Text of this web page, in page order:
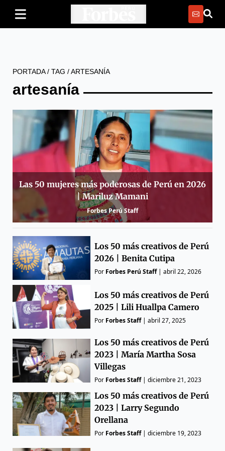
PORTADA/ TAG /ARTESANÍA
artesanía
Las 50 mujeres más poderosas de Perú en 2026
| Mariluz Mamani
Forbes Perú Staff
Los 50 más creativos de Perú
2026 | Benita Cutipa
Por Forbes Perú Staff|abril 22, 2026
Los 50 más creativos de Perú
2025 | Lili Huallpa Camero
Por Forbes Staff|abril 27, 2025
Los 50 más creativos de Perú
2023 | María Martha Sosa
Villegas
Por Forbes Staff|diciembre 21, 2023
Los 50 más creativos de Perú
2023 | Larry Segundo
Orellana
Por Forbes Staff|diciembre 19, 2023